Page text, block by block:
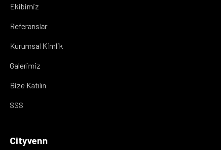
Ekibimiz
Referanslar
Kurumsal Kimlik
Galerimiz
Bize Katılın
SSS
Cityvenn